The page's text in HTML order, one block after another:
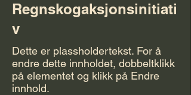
Regnskogaksjonsinitiati
v
Dette er plassholdertekst. For å
endre dette innholdet, dobbeltklikk
på elementet og klikk på Endre
innhold.